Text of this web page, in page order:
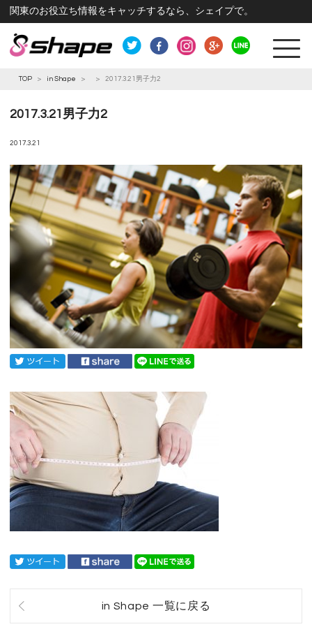
関東のお役立ち情報をキャッチするなら、シェイプで。
TOP > in Shape > > 2017.3.21男子力2
2017.3.21男子力2
2017.3.21
in Shape 一覧に戻る